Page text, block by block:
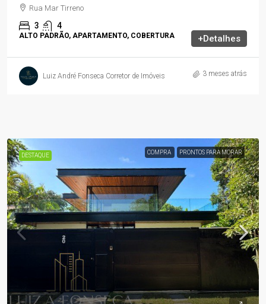
Rua Mar Tirreno
3 4
ALTO PADRÃO, APARTAMENTO, COBERTURA +Detalhes
Luiz André Fonseca Corretor de Imóveis 3 meses atrás
DESTAQUE COMPRA PRONTOS PARA MORAR